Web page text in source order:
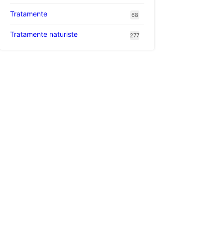
Tratamente 68
Tratamente naturiste 277